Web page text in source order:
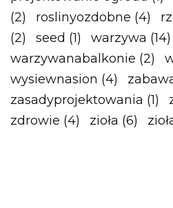
(2)
roslinyozdobne (4)
(2)
seed (1) warzywa (14)
warzywanabalkonie (2)
wysiewnasion (4)
zasadyprojektowania (1)
zdrowie (4) zioła (6)